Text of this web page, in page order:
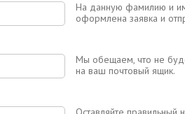
На данную фамилию и
оформлена заявка и
Мы обещаем, что не
на ваш почтовый ящик.